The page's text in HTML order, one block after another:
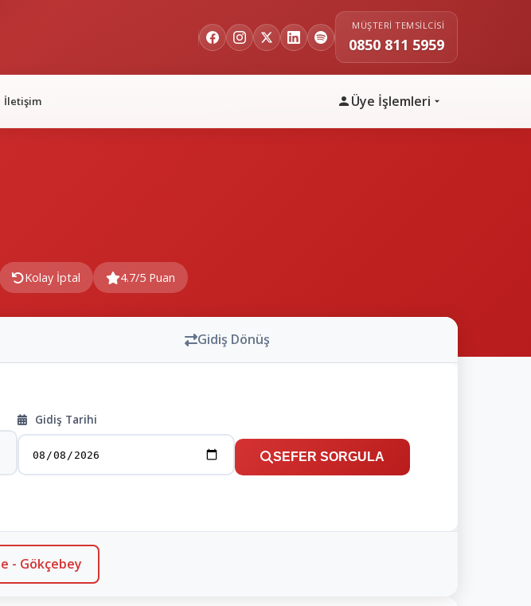
MÜŞTERI TEMSILCISI
0850 811 5959
İletişim Üye İşlemleri
Kolay İptal 4.7/5 Puan
Gidiş Dönüş
Gidiş Tarihi
SEFER SORGULA
- Gökçebey